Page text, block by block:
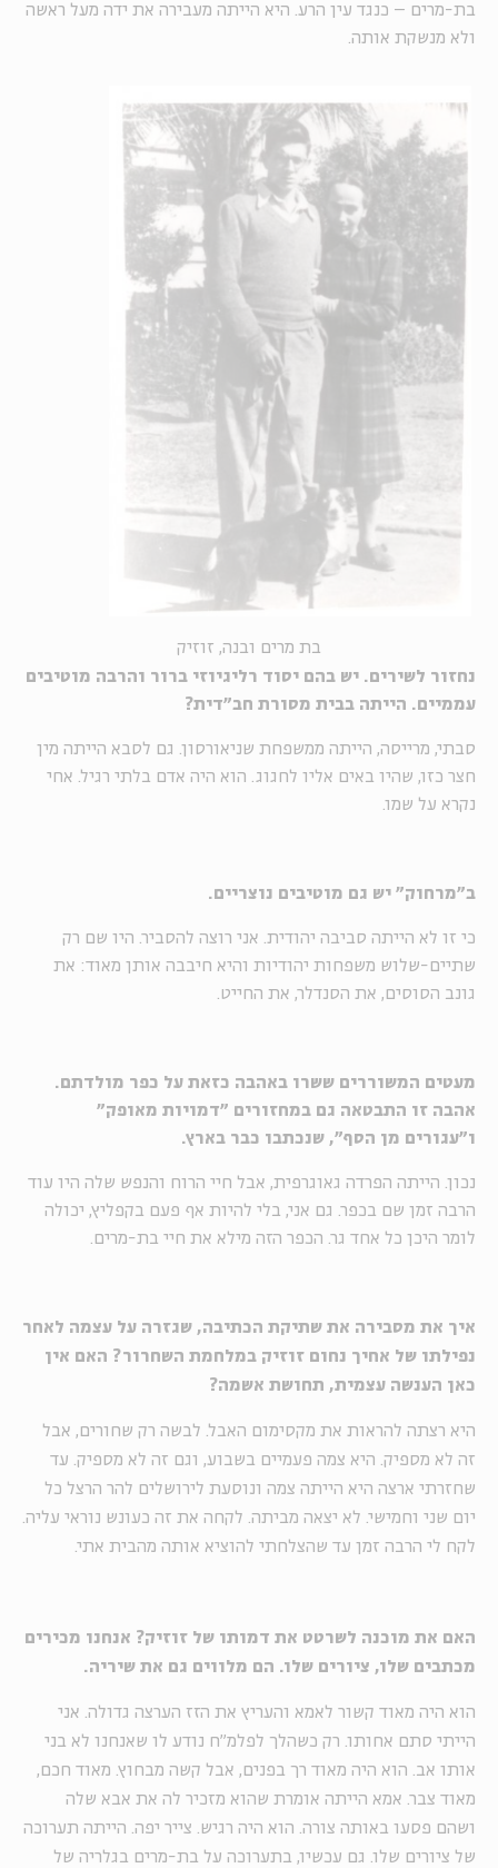
בת-מרים – כנגד עין הרע. היא הייתה מעבירה את ידה מעל ראשה
ולא מנשקת אותה.
בת מרים ובנה, זוזיק
נחזור לשירים. יש בהם יסוד רליגיוזי ברור והרבה מוטיבים
עממיים. הייתה בבית מסורת חב"דית?
סבתי, מרייסה, הייתה ממשפחת שניאורסון. גם לסבא הייתה מין
חצר כזו, שהיו באים אליו לחגוג. הוא היה אדם בלתי רגיל. אחי
נקרא על שמו.
ב"מרחוק" יש גם מוטיבים נוצריים.
כי זו לא הייתה סביבה יהודית. אני רוצה להסביר. היו שם רק
שתיים-שלוש משפחות יהודיות והיא חיבבה אותן מאוד: את
גונב הסוסים, את הסנדלר, את החייט.
מעטים המשוררים ששרו באהבה כזאת על כפר מולדתם.
אהבה זו התבטאה גם במחזורים "דמויות מאופק"
ו"עגורים מן הסף", שנכתבו כבר בארץ.
נכון. הייתה הפרדה גאוגרפית, אבל חיי הרוח והנפש שלה היו עוד
הרבה זמן שם בכפר. גם אני, בלי להיות אף פעם בקפליץ, יכולה
לומר היכן כל אחד גר. הכפר הזה מילא את חיי בת-מרים.
איך את מסבירה את שתיקת הכתיבה, שגזרה על עצמה לאחר
נפילתו של אחיך נחום זוזיק במלחמת השחרור? האם אין
כאן הענשה עצמית, תחושת אשמה?
היא רצתה להראות את מקסימום האבל. לבשה רק שחורים, אבל
זה לא מספיק. היא צמה פעמיים בשבוע, וגם זה לא מספיק. עד
שחזרתי ארצה היא הייתה צמה ונוסעת לירושלים להר הרצל כל
יום שני וחמישי. לא יצאה מביתה. לקחה את זה כעונש נוראי עליה.
לקח לי הרבה זמן עד שהצלחתי להוציא אותה מהבית אתי.
האם את מוכנה לשרטט את דמותו של זוזיק? אנחנו מכירים
מכתבים שלו, ציורים שלו. הם מלווים גם את שיריה.
הוא היה מאוד קשור לאמא והעריץ את הזז הערצה גדולה. אני
הייתי סתם אחותו. רק כשהלך לפלמ"ח נודע לו שאנחנו לא בני
אותו אב. הוא היה מאוד רך בפנים, אבל קשה מבחוץ. מאוד חכם,
מאוד צבר. אמא הייתה אומרת שהוא מזכיר לה את אבא שלה
ושהם פסעו באותה צורה. הוא היה רגיש. צייר יפה. הייתה תערוכה
של ציורים שלו. גם עכשיו, בתערוכה על בת-מרים בגלריה של